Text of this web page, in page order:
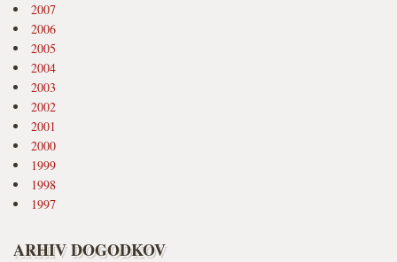
2007
2006
2005
2004
2003
2002
2001
2000
1999
1998
1997
ARHIV DOGODKOV